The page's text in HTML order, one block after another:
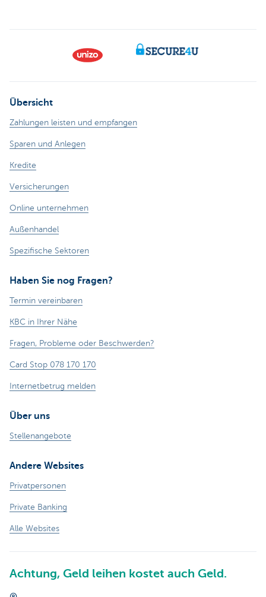
Übersicht
Zahlungen leisten und empfangen
Sparen und Anlegen
Kredite
Versicherungen
Online unternehmen
Außenhandel
Spezifische Sektoren
Haben Sie nog Fragen?
Termin vereinbaren
KBC in Ihrer Nähe
Fragen, Probleme oder Beschwerden?
Card Stop 078 170 170
Internetbetrug melden
Über uns
Stellenangebote
Andere Websites
Privatpersonen
Private Banking
Alle Websites
Achtung, Geld leihen kostet auch Geld.